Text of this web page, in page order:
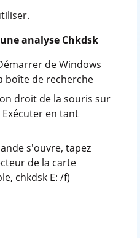
analyse Chkdsk
de Windows
boîte de recherche
droit de la souris sur
en tant
s'ouvre, tapez
de la carte
chkdsk E: /f)